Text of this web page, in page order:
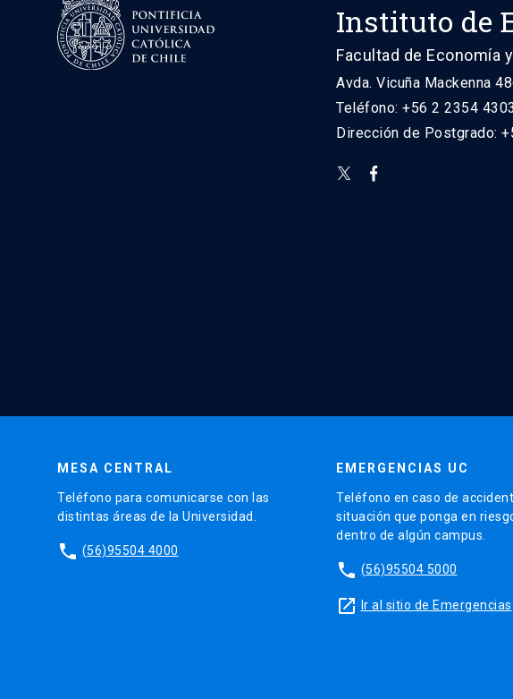
Instituto de
Facultad de Economía
Avda. Vicuña Mackenna
Teléfono: +56 2 2354 4303
Dirección de Postgrado:
MESA CENTRAL
Teléfono para comunicarse con las
distintas áreas de la Universidad.
phone (56)95504 4000
EMERGENCIAS UC
Teléfono en caso de
situación que ponga en
dentro de algún campus.
phone (56)95504 5000
launch Ir al sitio de Emergencias